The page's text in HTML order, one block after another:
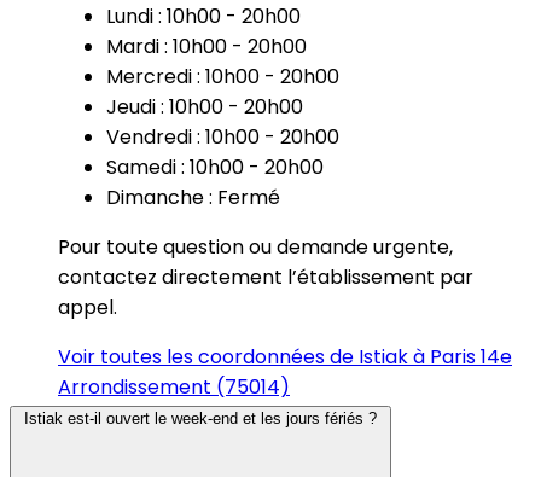
Lundi : 10h00 - 20h00
Mardi : 10h00 - 20h00
Mercredi : 10h00 - 20h00
Jeudi : 10h00 - 20h00
Vendredi : 10h00 - 20h00
Samedi : 10h00 - 20h00
Dimanche : Fermé
Pour toute question ou demande urgente,
contactez directement l’établissement par
appel.
Voir toutes les coordonnées de Istiak à Paris 14e
Arrondissement (75014)
Istiak est-il ouvert le week-end et les jours fériés ?